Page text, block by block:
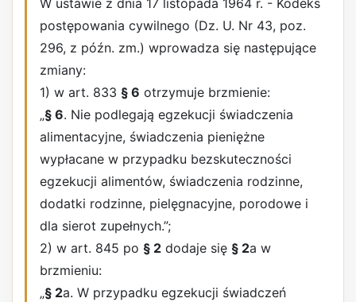
W ustawie z dnia 17 listopada 1964 r. - Kodeks
postępowania cywilnego (Dz. U. Nr 43, poz.
296, z późn. zm.) wprowadza się następujące
zmiany:
1) w art. 833 § 6 otrzymuje brzmienie:
„§ 6. Nie podlegają egzekucji świadczenia
alimentacyjne, świadczenia pieniężne
wypłacane w przypadku bezskuteczności
egzekucji alimentów, świadczenia rodzinne,
dodatki rodzinne, pielęgnacyjne, porodowe i
dla sierot zupełnych.”;
2) w art. 845 po § 2 dodaje się § 2a w
brzmieniu:
„§ 2a. W przypadku egzekucji świadczeń